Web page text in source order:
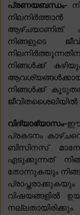
പ്രണയബന്ധം-
ആഴ്ചയാണിത്.
നിങ്ങളുടെ
നിങ്ങൾക്ക്
നിങ്ങൾക്ക്
ജീവിതശൈലിയിൽ
വിദ്യാഭ്യാസം-ഈ
പ്രകടനം
ബിസിനസ്
എടുക്കുന്നത്
തോന്നുകയും
വിഷയങ്ങളിൽ
നല്ലതായിരിക്കും.